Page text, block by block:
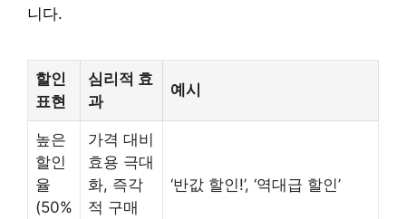
니다.
할인
표현
심리적 효
과
예시
높은
할인
율
(50%
가격 대비
효용 극대
화, 즉각
적 구매
‘반값 할인!’, ‘역대급 할인’